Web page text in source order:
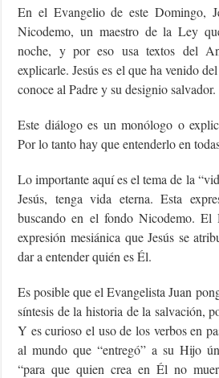
En el Evangelio de este Domingo,
Nicodemo, un maestro de la Ley
noche, y por eso usa textos del
explicarle. Jesús es el que ha venido
conoce al Padre y su designio salvador.
Este diálogo es un monólogo o
Por lo tanto hay que entenderlo en
Lo importante aquí es el tema de la
Jesús, tenga vida eterna. Esta
buscando en el fondo Nicodemo.
expresión mesiánica que Jesús se
dar a entender quién es Él.
Es posible que el Evangelista Juan
síntesis de la historia de la salvación,
Y es curioso el uso de los verbos en
al mundo que “entregó” a su Hijo
“para que quien crea en Él no